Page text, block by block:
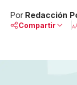
Por Redacción
Compartir